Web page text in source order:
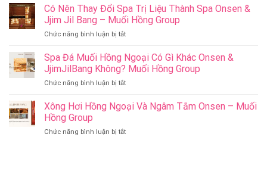
Cho
Sức
–
&
Jjim
Bang
Muối
Riverside
Onsen
&
Jjim
Bang
Đà
Muối
Group
Có Nên Thay Đổi Spa Trị Liệu Thành Spa Onsen &
Jjim Jil Bang – Muối Hồng Group
Chức năng bình luận bị tắtở
Nên
Thay
Đổi
Spa
Liệu
Onsen
Spa Đá Muối Hồng Ngoại Có Gì Khác Onsen &
JjimJilBang Không? Muối Hồng Group
Chức năng bình luận bị tắtở
Đá
Muối
Ngoại
Xông Hơi Hồng Ngoại Và Ngâm Tắm Onsen – Muối
Hồng Group
Chức năng bình luận bị tắtở